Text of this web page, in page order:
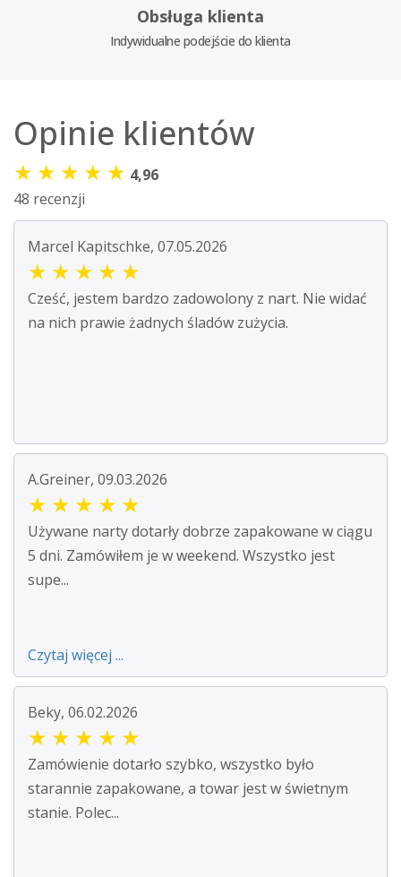
Obsługa klienta
Indywidualne podejście do klienta
Opinie klientów
★ ★ ★ ★ ★ 4,96
48 recenzji
Marcel Kapitschke, 07.05.2026
★ ★ ★ ★ ★
Cześć, jestem bardzo zadowolony z nart. Nie widać
na nich prawie żadnych śladów zużycia.
A.Greiner, 09.03.2026
★ ★ ★ ★ ★
Używane narty dotarły dobrze zapakowane w ciągu
5 dni. Zamówiłem je w weekend. Wszystko jest
supe...
Czytaj więcej ...
Beky, 06.02.2026
★ ★ ★ ★ ★
Zamówienie dotarło szybko, wszystko było
starannie zapakowane, a towar jest w świetnym
stanie. Polec...